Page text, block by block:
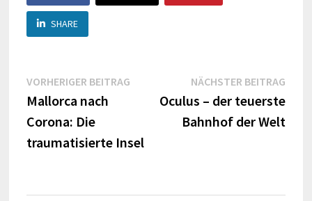
SHARE
Beitragsnavigation
VORHERIGER BEITRAGVorheriger
Beitrag:
Mallorca nach
Corona: Die
traumatisierte Insel
NÄCHSTER BEITRAG
Oculus – der teuerste
Bahnhof der Welt